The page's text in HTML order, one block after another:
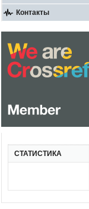
Контакты
СТАТИСТИКА